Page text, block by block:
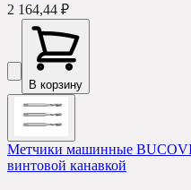
2 164,44 ₽
В корзину
Метчики машинные
винтовой канавкой